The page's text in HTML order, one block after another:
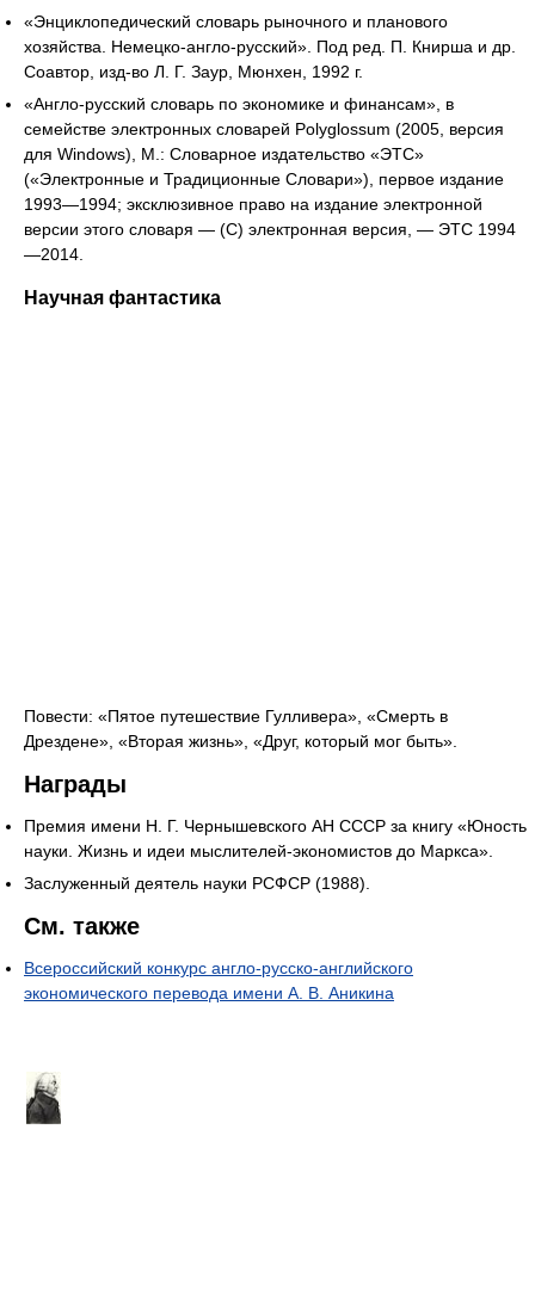
«Энциклопедический словарь рыночного и планового
хозяйства. Немецко-англо-русский». Под ред. П. Книрша и др.
Соавтор, изд-во Л. Г. Заур, Мюнхен, 1992 г.
«Англо-русский словарь по экономике и финансам», в
семействе электронных словарей Polyglossum (2005, версия
для Windows), М.: Словарное издательство «ЭТС»
(«Электронные и Традиционные Словари»), первое издание
1993—1994; эксклюзивное право на издание электронной
версии этого словаря — (С) электронная версия, — ЭТС 1994
—2014.
Научная фантастика
Повести: «Пятое путешествие Гулливера», «Смерть в
Дрездене», «Вторая жизнь», «Друг, который мог быть».
Награды
Премия имени Н. Г. Чернышевского АН СССР за книгу «Юность
науки. Жизнь и идеи мыслителей-экономистов до Маркса».
Заслуженный деятель науки РСФСР (1988).
См. также
Всероссийский конкурс англо-русско-английского
экономического перевода имени А. В. Аникина